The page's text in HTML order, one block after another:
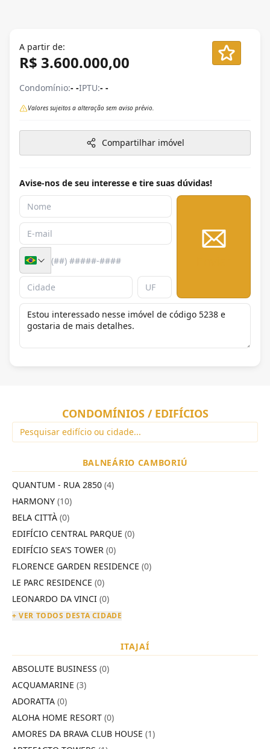
A partir de:
R$ 3.600.000,00
Condomínio:- -IPTU:- -
Valores sujeitos a alteração sem aviso prévio.
Compartilhar imóvel
Avise-nos de seu interesse e tire suas dúvidas!
CONDOMÍNIOS / EDIFÍCIOS
BALNEÁRIO CAMBORIÚ
QUANTUM - RUA 2850 (4)
HARMONY (10)
BELA CITTÀ (0)
EDIFÍCIO CENTRAL PARQUE (0)
EDIFÍCIO SEA'S TOWER (0)
FLORENCE GARDEN RESIDENCE (0)
LE PARC RESIDENCE (0)
LEONARDO DA VINCI (0)
+ VER TODOS DESTA CIDADE
ITAJAÍ
ABSOLUTE BUSINESS (0)
ACQUAMARINE (3)
ADORATTA (0)
ALOHA HOME RESORT (0)
AMORES DA BRAVA CLUB HOUSE (1)